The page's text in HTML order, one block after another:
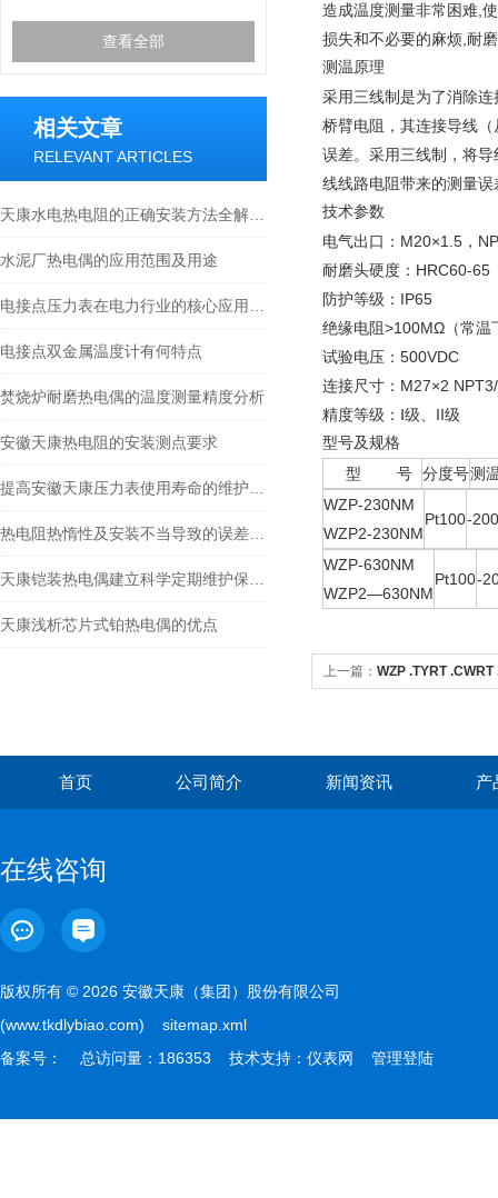
查看全部
相关文章
RELEVANT ARTICLES
水泥厂热电偶的应用范围及用途
电接点双金属温度计有何特点
焚烧炉耐磨热电偶的温度测量精度分析
安徽天康热电阻的安装测点要求
天康浅析芯片式铂热电偶的优点
造成温度测量非常困难,
损失和不必要的麻烦,耐
测温原理
采用三线制是为了消除
桥臂电阻，其连接导线
误差。采用三线制，将
线线路电阻带来的测量误
技术参数
电气出口：M20×1.5，
耐磨头硬度：HRC60-65
防护等级：IP65
绝缘电阻>100MΩ（常温
试验电压：500VDC
连接尺寸：M27×2
精度等级：Ⅰ级、II级
型号及规格
型 号 分度号测
WZP-230NM
WZP2-230NM
Pt100-
WZP-630NM
WZP2—630NM
Pt100-
上一篇： WZP .TYRT
首页 公司简介 新闻资讯 产
在线咨询
版权所有 © 2026 安徽天康（集团）股份有限公司
(www.tkdlybiao.com) sitemap.xml
备案号：
总访问量：186353 技术支持： 仪表网 管理登陆